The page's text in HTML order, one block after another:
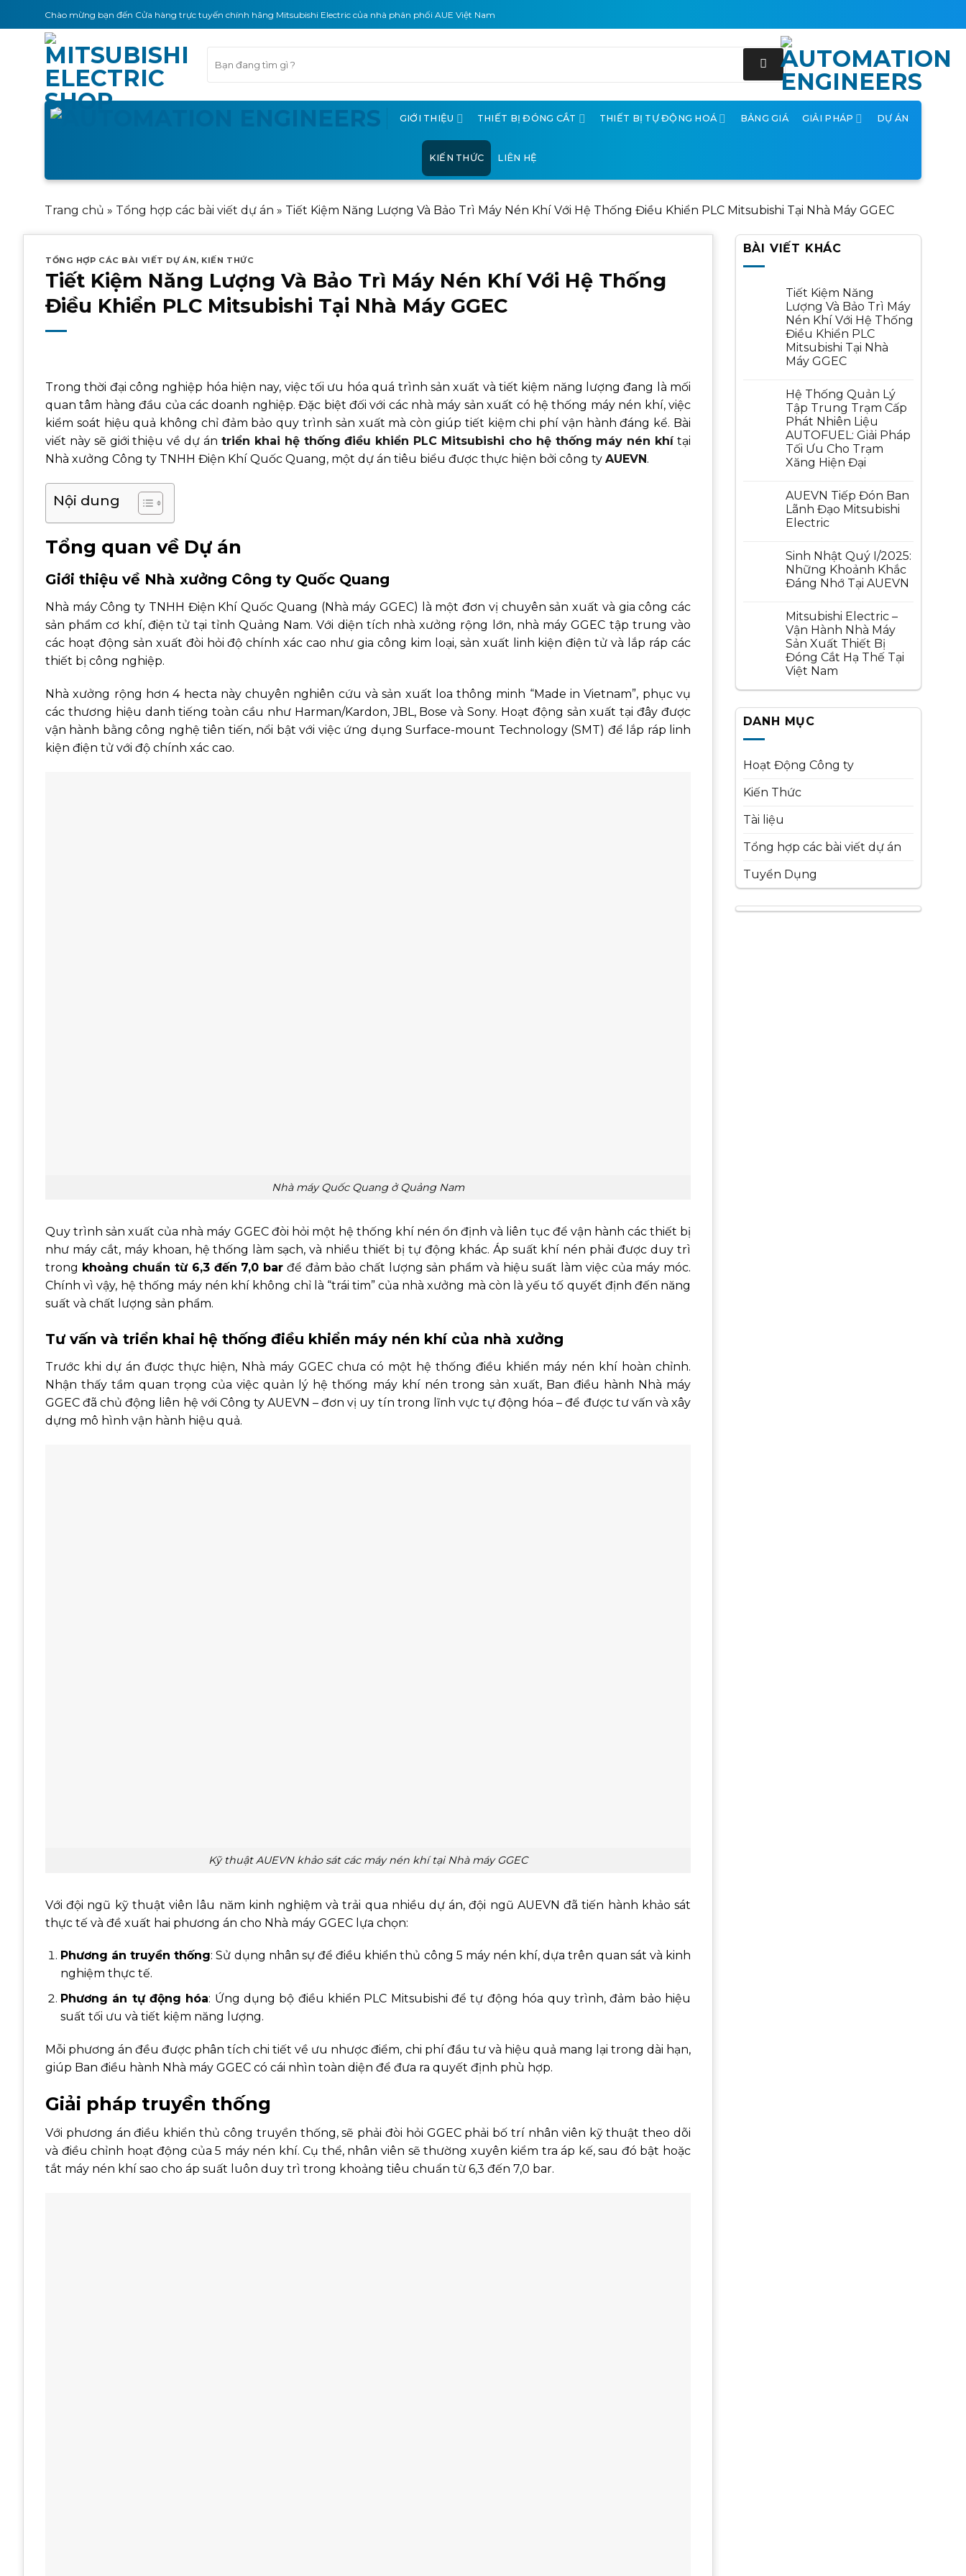
to
content
Chào mừng bạn đến Cửa hàng trực tuyến chính hãng Mitsubishi Electric của nhà phân phối AUE Việt Nam
kiếm:
GIỚI THIỆU THIẾT BỊ ĐÓNG CẮT THIẾT BỊ TỰ ĐỘNG HOÁ BẢNG GIÁ GIẢI PHÁP DỰ ÁN
KIẾN THỨC LIÊN HỆ
Trang chủ » Tổng hợp các bài viết dự án » Tiết Kiệm Năng Lượng Và Bảo Trì Máy Nén Khí Với Hệ Thống Điều Khiển PLC Mitsubishi Tại Nhà Máy GGEC
TỔNG HỢP CÁC BÀI VIẾT DỰ ÁN, KIẾN THỨC
Tiết Kiệm Năng Lượng Và Bảo Trì Máy Nén Khí Với Hệ Thống
Điều Khiển PLC Mitsubishi Tại Nhà Máy GGEC
Trong thời đại công nghiệp hóa hiện nay, việc tối ưu hóa quá trình sản xuất và tiết kiệm năng lượng đang là mối
quan tâm hàng đầu của các doanh nghiệp. Đặc biệt đối với các nhà máy sản xuất có hệ thống máy nén khí, việc
kiểm soát hiệu quả không chỉ đảm bảo quy trình sản xuất mà còn giúp tiết kiệm chi phí vận hành đáng kể. Bài
viết này sẽ giới thiệu về dự án triển khai hệ thống điều khiển PLC Mitsubishi cho hệ thống máy nén khítại
Nhà xưởng Công ty TNHH Điện Khí Quốc Quang, một dự án tiêu biểu được thực hiện bởi công ty AUEVN .
Nội dung
Tổng quan về Dự án
Giới thiệu về Nhà xưởng Công ty Quốc Quang
Nhà máy Công ty TNHH Điện Khí Quốc Quang (Nhà máy GGEC) là một đơn vị chuyên sản xuất và gia công các
sản phẩm cơ khí, điện tử tại tỉnh Quảng Nam. Với diện tích nhà xưởng rộng lớn, nhà máy GGEC tập trung vào
các hoạt động sản xuất đòi hỏi độ chính xác cao như gia công kim loại, sản xuất linh kiện điện tử và lắp ráp các
thiết bị công nghiệp.
Nhà xưởng rộng hơn 4 hecta này chuyên nghiên cứu và sản xuất loa thông minh “Made in Vietnam”, phục vụ
các thương hiệu danh tiếng toàn cầu như Harman/Kardon, JBL, Bose và Sony. Hoạt động sản xuất tại đây được
vận hành bằng công nghệ tiên tiến, nổi bật với việc ứng dụng Surface-mount Technology (SMT) để lắp ráp linh
kiện điện tử với độ chính xác cao.
Nhà máy Quốc Quang ở Quảng Nam
Quy trình sản xuất của nhà máy GGEC đòi hỏi một hệ thống khí nén ổn định và liên tục để vận hành các thiết bị
như máy cắt, máy khoan, hệ thống làm sạch, và nhiều thiết bị tự động khác. Áp suất khí nén phải được duy trì
trong khoảng chuẩn từ 6,3 đến 7,0 bar để đảm bảo chất lượng sản phẩm và hiệu suất làm việc của máy móc.
Chính vì vậy, hệ thống máy nén khí không chỉ là “trái tim” của nhà xưởng mà còn là yếu tố quyết định đến năng
suất và chất lượng sản phẩm.
Tư vấn và triển khai hệ thống điều khiển máy nén khí của nhà xưởng
Trước khi dự án được thực hiện, Nhà máy GGEC chưa có một hệ thống điều khiển máy nén khí hoàn chỉnh.
Nhận thấy tầm quan trọng của việc quản lý hệ thống máy khí nén trong sản xuất, Ban điều hành Nhà máy
GGEC đã chủ động liên hệ với Công ty AUEVN – đơn vị uy tín trong lĩnh vực tự động hóa – để được tư vấn và xây
dựng mô hình vận hành hiệu quả.
Kỹ thuật AUEVN khảo sát các máy nén khí tại Nhà máy GGEC
Với đội ngũ kỹ thuật viên lâu năm kinh nghiệm và trải qua nhiều dự án, đội ngũ AUEVN đã tiến hành khảo sát
thực tế và đề xuất hai phương án cho Nhà máy GGEC lựa chọn:
Phương án truyền thống: Sử dụng nhân sự để điều khiển thủ công 5 máy nén khí, dựa trên quan sát và kinh
nghiệm thực tế.
Phương án tự động hóa: Ứng dụng bộ điều khiển PLC Mitsubishi để tự động hóa quy trình, đảm bảo hiệu
suất tối ưu và tiết kiệm năng lượng.
Mỗi phương án đều được phân tích chi tiết về ưu nhược điểm, chi phí đầu tư và hiệu quả mang lại trong dài hạn,
giúp Ban điều hành Nhà máy GGEC có cái nhìn toàn diện để đưa ra quyết định phù hợp.
Giải pháp truyền thống
Với phương án điều khiển thủ công truyền thống, sẽ phải đòi hỏi GGEC phải bố trí nhân viên kỹ thuật theo dõi
và điều chỉnh hoạt động của 5 máy nén khí. Cụ thể, nhân viên sẽ thường xuyên kiểm tra áp kế, sau đó bật hoặc
tắt máy nén khí sao cho áp suất luôn duy trì trong khoảng tiêu chuẩn từ 6,3 đến 7,0 bar.
BÀI VIẾT KHÁC
Tiết Kiệm Năng
Lượng Và Bảo Trì Máy
Nén Khí Với Hệ Thống
Điều Khiển PLC
Mitsubishi Tại Nhà
Máy GGEC
Hệ Thống Quản Lý
Tập Trung Trạm Cấp
Phát Nhiên Liệu
AUTOFUEL: Giải Pháp
Tối Ưu Cho Trạm
Xăng Hiện Đại
AUEVN Tiếp Đón Ban
Lãnh Đạo Mitsubishi
Electric
Sinh Nhật Quý I/2025:
Những Khoảnh Khắc
Đáng Nhớ Tại AUEVN
Mitsubishi Electric –
Vận Hành Nhà Máy
Sản Xuất Thiết Bị
Đóng Cắt Hạ Thế Tại
Việt Nam
DANH MỤC
Hoạt Động Công ty
Kiến Thức
Tài liệu
Tổng hợp các bài viết dự án
Tuyển Dụng